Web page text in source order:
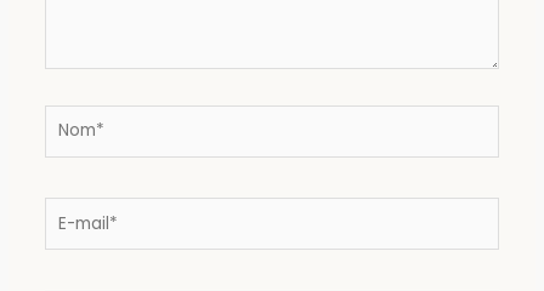
Nom*
E-